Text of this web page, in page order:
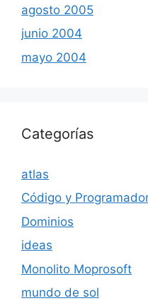
agosto 2005
junio 2004
mayo 2004
Categorías
atlas
Código y
Dominios
ideas
Monolito Moprosoft
mundo de sol